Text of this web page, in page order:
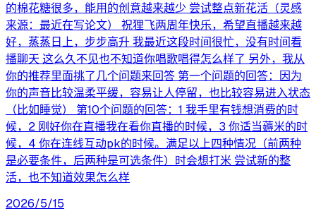
的棉花糖很多，能用的创意越来越少 尝试整点新花活（灵感
来源：最近在写论文） 祝狸飞两周年快乐，希望直播越来越
好，蒸蒸日上，步步高升 我最近这段时间很忙，没有时间看
播聊天 这么久不见也不知道你唱歌唱得怎么样了 另外，我从
你的推荐里面挑了几个问题来回答 第一个问题的回答：因为
你的声音比较温柔平缓，容易让人停留，也比较容易进入状态
（比如睡觉） 第10个问题的回答：1 我手里有钱想消费的时
候，2 刚好你在直播我在看你直播的时候，3 你适当薅米的时
候，4 你在连线互动pk的时候。满足以上四种情况（前两种
是必要条件，后两种是可选条件）时会想打米 尝试新的整
活，也不知道效果怎么样
2026/5/15